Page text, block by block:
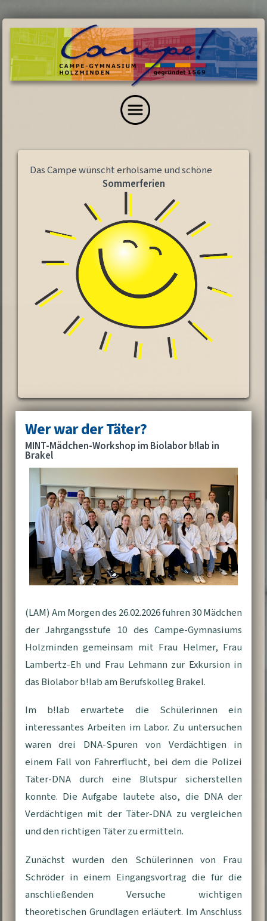
Das Campe wünscht erholsame und schöne
Sommerferien
Wer war der Täter?
MINT-Mädchen-Workshop im Biolabor b!lab in
Brakel
(LAM) Am Morgen des 26.02.2026 fuhren 30 Mädchen
der Jahrgangsstufe 10 des Campe-Gymnasiums
Holzminden gemeinsam mit Frau Helmer, Frau
Lambertz-Eh und Frau Lehmann zur Exkursion in
das Biolabor b!lab am Berufskolleg Brakel.
Im b!lab erwartete die Schülerinnen ein
interessantes Arbeiten im Labor. Zu untersuchen
waren drei DNA-Spuren von Verdächtigen in
einem Fall von Fahrerflucht, bei dem die Polizei
Täter-DNA durch eine Blutspur sicherstellen
konnte. Die Aufgabe lautete also, die DNA der
Verdächtigen mit der Täter-DNA zu vergleichen
und den richtigen Täter zu ermitteln.
Zunächst wurden den Schülerinnen von Frau
Schröder in einem Eingangsvortrag die für die
anschließenden Versuche wichtigen
theoretischen Grundlagen erläutert. Im Anschluss